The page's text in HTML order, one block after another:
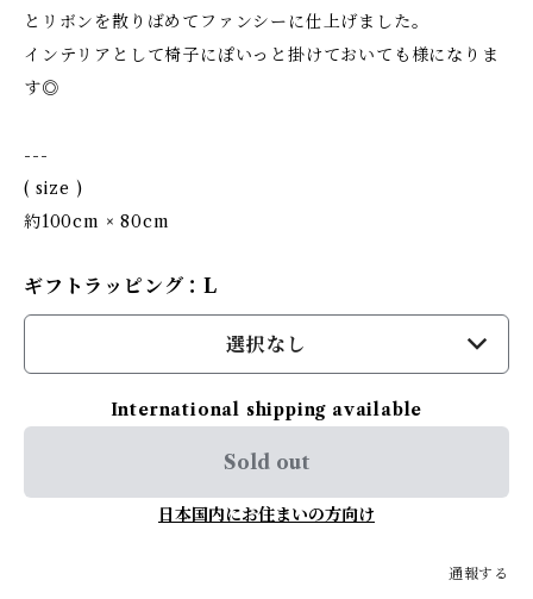
とリボンを散りばめてファンシーに仕上げました。
インテリアとして椅子にぽいっと掛けておいても様になりま
す◎
---
( size )
約100cm × 80cm
ギフトラッピング：L
選択なし
International shipping available
Sold out
日本国内にお住まいの方向け
通報する